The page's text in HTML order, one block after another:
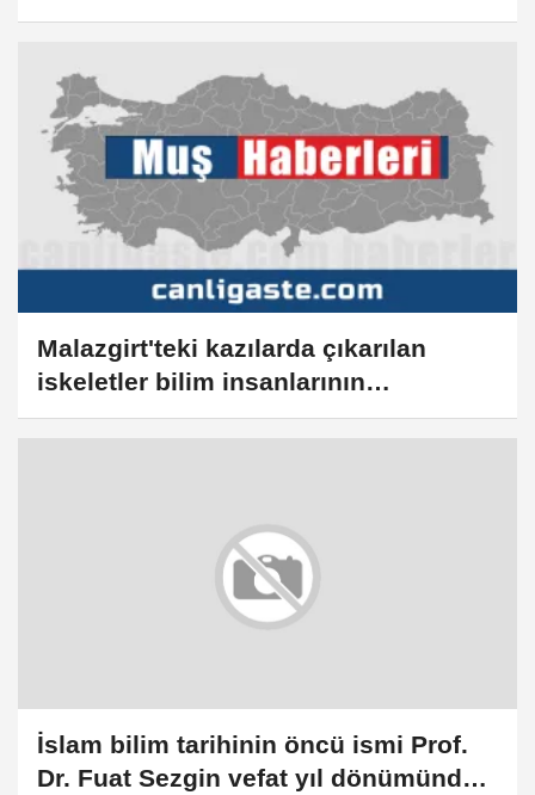
töreni düzenlendi
Malazgirt'teki kazılarda çıkarılan
iskeletler bilim insanlarının
merceğinde
İslam bilim tarihinin öncü ismi Prof.
Dr. Fuat Sezgin vefat yıl dönümünde